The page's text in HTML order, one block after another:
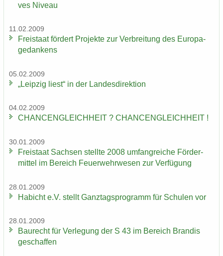
ves Ni­veau
11.02.2009
Frei­staat för­dert Pro­jek­te zur Ver­brei­tung des Eu­ro­pa­
ge­dan­kens
05.02.2009
„Leip­zig liest“ in der Lan­des­di­rek­ti­on
04.02.2009
CHAN­CEN­GLEICH­HEIT ? CHAN­CEN­GLEICH­HEIT !
30.01.2009
Frei­staat Sach­sen stell­te 2008 um­fang­rei­che För­der­
mit­tel im Be­reich Feu­er­wehr­we­sen zur Ver­fü­gung
28.01.2009
Ha­bicht e.V. stellt Ganz­tags­pro­gramm für Schu­len vor
28.01.2009
Bau­recht für Ver­le­gung der S 43 im Be­reich Bran­dis
ge­schaf­fen